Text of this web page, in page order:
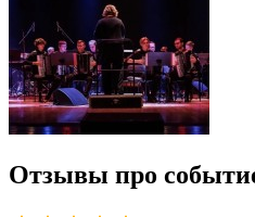
Отзывы про